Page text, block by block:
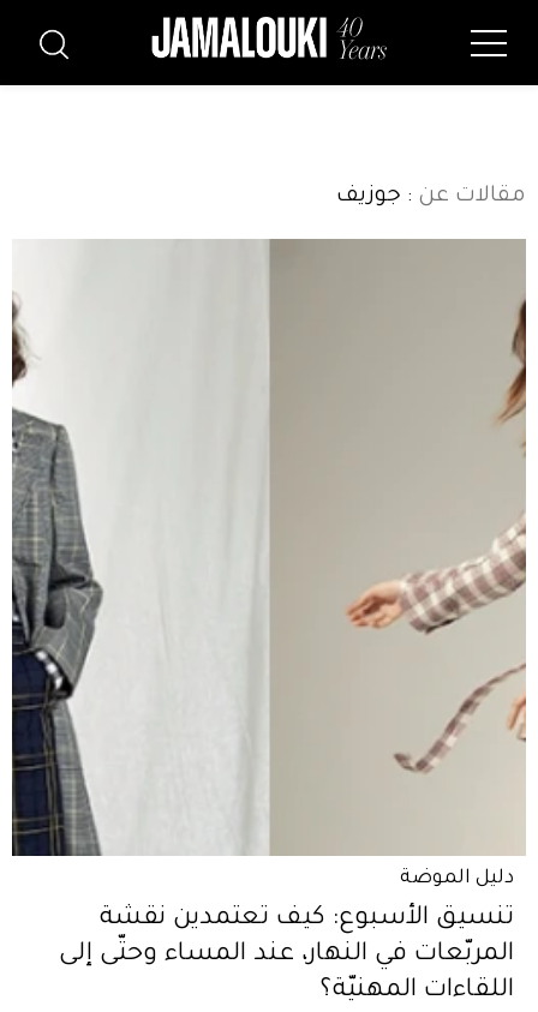
مقالات عن : جوزيف
دليل الموضة
تنسيق الأسبوع: كيف تعتمدين نقشة
المربّعات في النهار، عند المساء وحتّى إلى
اللقاءات المهنيّة؟